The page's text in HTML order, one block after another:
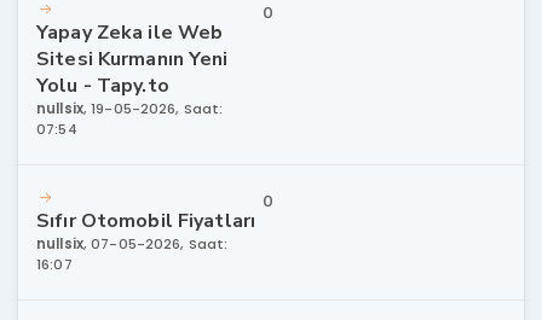
Yapay Zeka ile Web
Sitesi Kurmanın Yeni
Yolu - Tapy.to
nullsix,19-05-2026, Saat:
07:54
0
Sıfır Otomobil Fiyatları
nullsix,07-05-2026, Saat:
16:07
0